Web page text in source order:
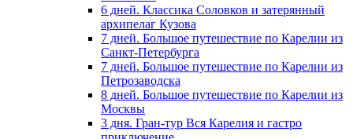
6 дней. Классика Соловков и затерянный
архипелаг Кузова
7 дней. Большое путешествие по Карелии из
Санкт-Петербурга
7 дней. Большое путешествие по Карелии из
Петрозаводска
8 дней. Большое путешествие по Карелии из
Москвы
3 дня. Гран-тур Вся Карелия и гастро